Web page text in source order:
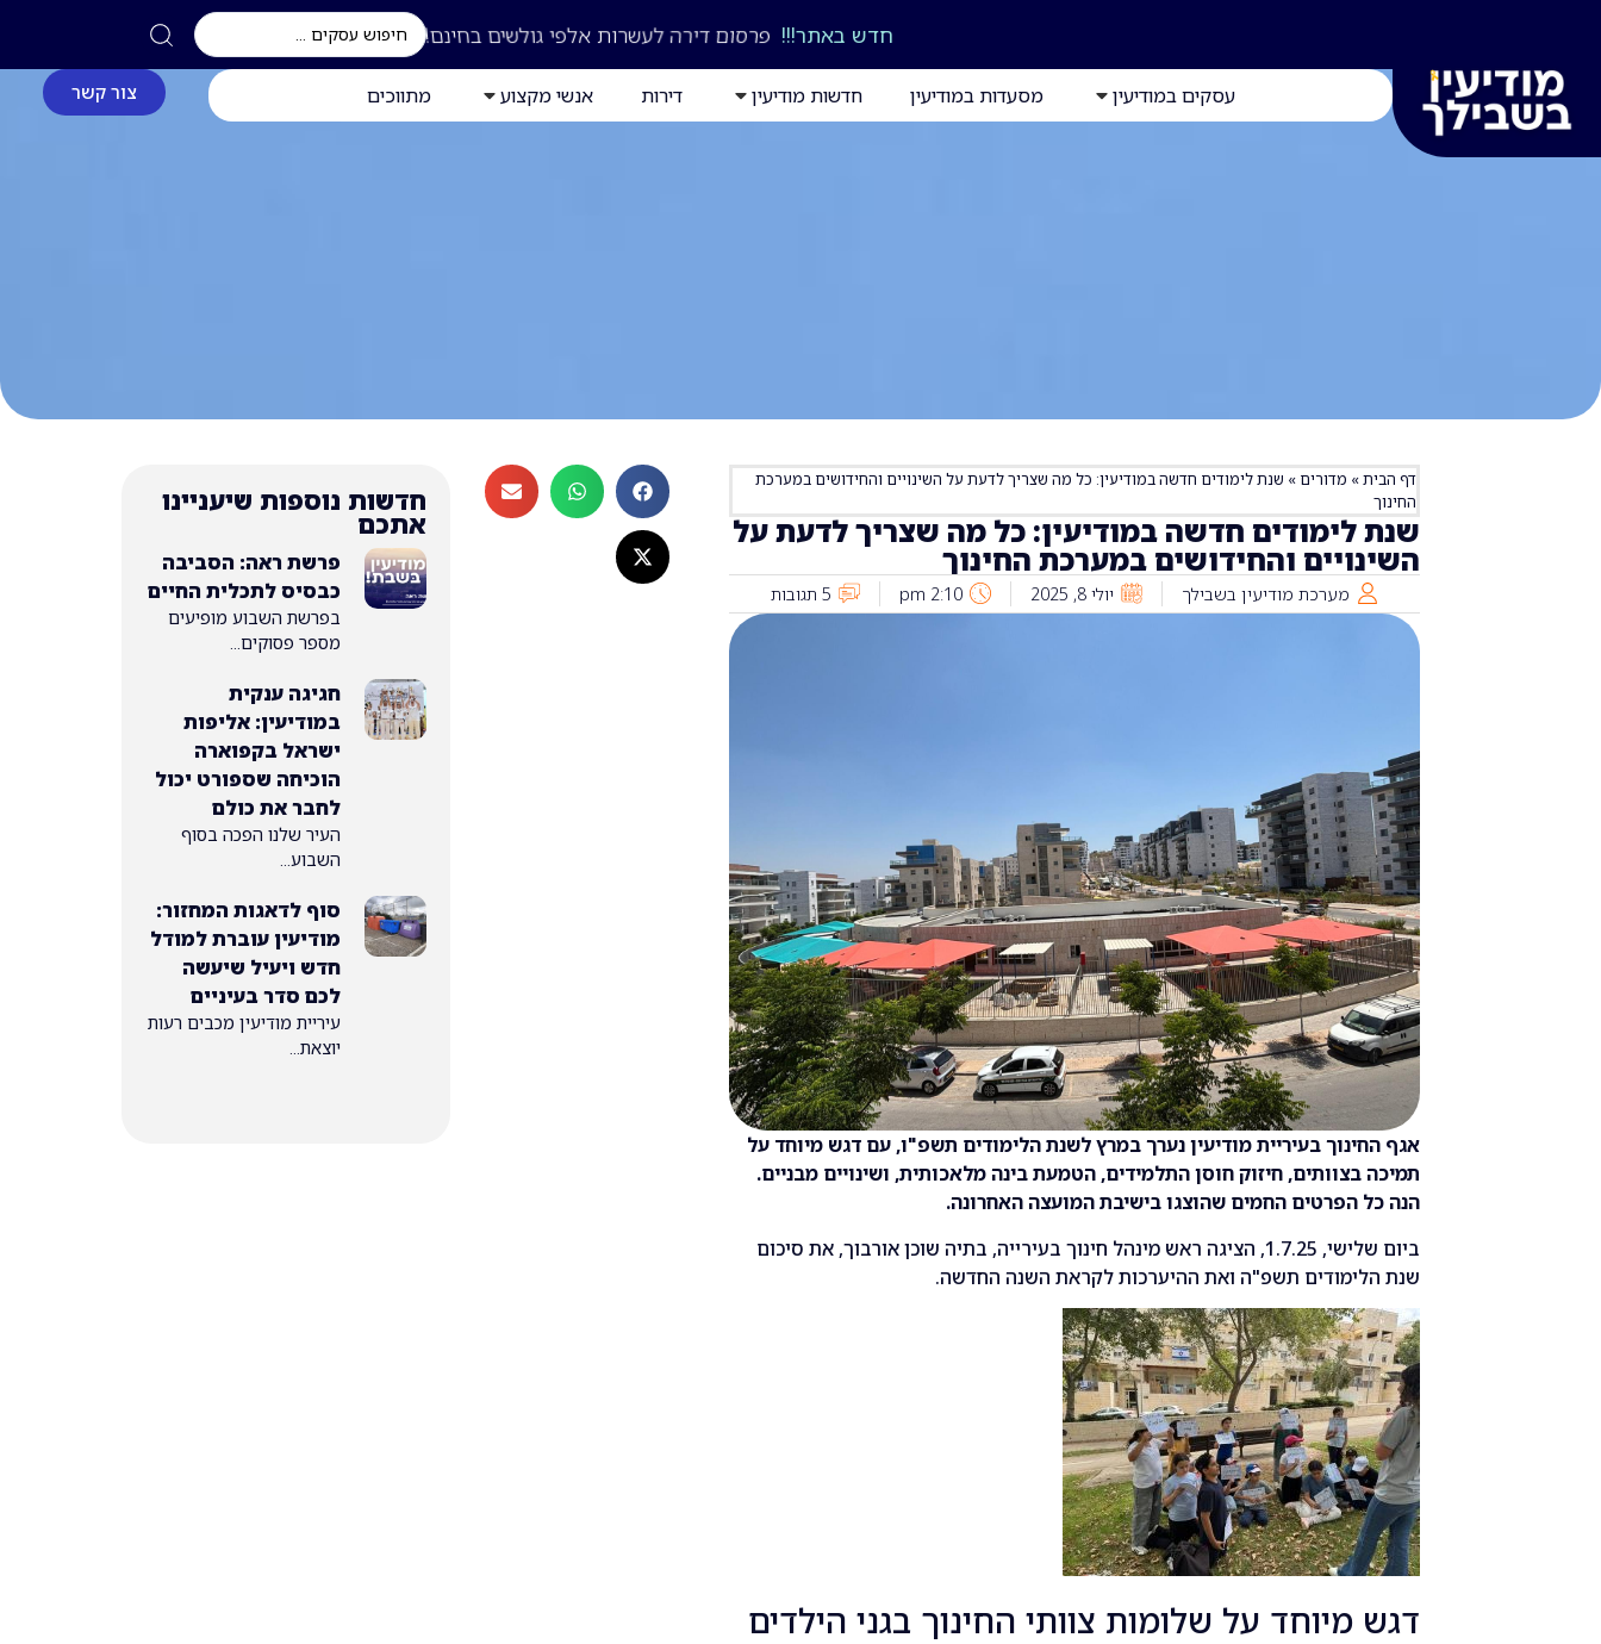
חדש באתר!!! פרסום דירה לעשרות אלפי גולשים בחינם!
עסקים במודיעין מסעדות במודיעין חדשות מודיעין דירות אנשי מקצוע מתווכים צור קשר
דף הבית» מדורים » שנת לימודים חדשה במודיעין: כל מה שצריך לדעת על השינויים והחידושים במערכת
החינוך
שנת לימודים חדשה במודיעין: כל מה שצריך לדעת על
השינויים והחידושים במערכת החינוך
מערכת מודיעין בשבילך יולי 8, 2025 2:10 pm 5 תגובות
אגף החינוך בעיריית מודיעין נערך במרץ לשנת הלימודים תשפ"ו, עם דגש מיוחד על
תמיכה בצוותים, חיזוק חוסן התלמידים, הטמעת בינה מלאכותית, ושינויים מבניים.
הנה כל הפרטים החמים שהוצגו בישיבת המועצה האחרונה.
ביום שלישי, 1.7.25, הציגה ראש מינהל חינוך בעירייה, בתיה שוכן אורבוך, את סיכום
שנת הלימודים תשפ"ה ואת ההיערכות לקראת השנה החדשה.
דגש מיוחד על שלומות צוותי החינוך בגני הילדים
חדשות נוספות שיעניינו
אתכם
פרשת ראה: הסביבה
כבסיס לתכלית החיים
בפרשת השבוע מופיעים
מספר פסוקים...
חגיגה ענקית
במודיעין: אליפות
ישראל בקפוארה
הוכיחה שספורט יכול
לחבר את כולם
העיר שלנו הפכה בסוף
השבוע...
סוף לדאגות המחזור:
מודיעין עוברת למודל
חדש ויעיל שיעשה
לכם סדר בעיניים
עיריית מודיעין מכבים רעות
יוצאת...